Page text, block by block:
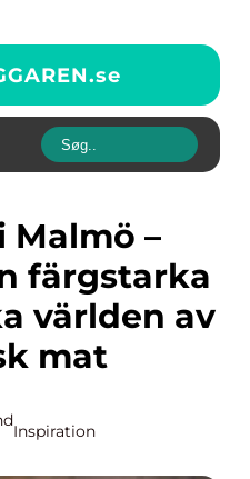
se
färgstarka
världen av
mat
Inspiration